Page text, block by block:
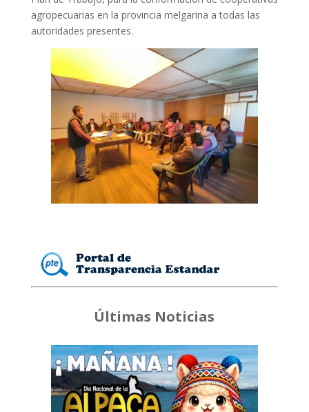
agropecuarias en la provincia melgarina a todas las
autoridades presentes.
Últimas Noticias